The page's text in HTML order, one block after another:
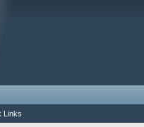
Links